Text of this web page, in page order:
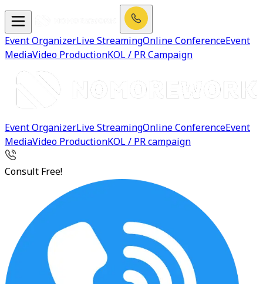
Event OrganizerLive StreamingOnline ConferenceEvent
MediaVideo ProductionKOL / PR Campaign
Event OrganizerLive StreamingOnline ConferenceEvent
MediaVideo ProductionKOL / PR campaign
Consult Free!